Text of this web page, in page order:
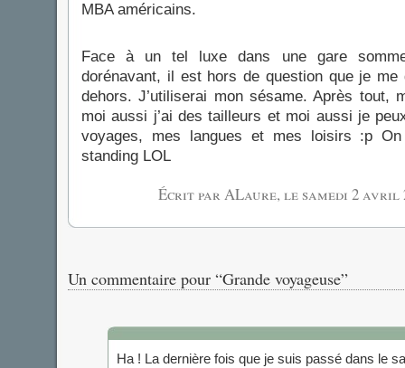
MBA américains.
Face à un tel luxe dans une gare
dorénavant, il est hors de question que je me
dehors. J’utiliserai mon sésame. Après tout,
moi aussi j’ai des tailleurs et moi aussi je
voyages, mes langues et mes loisirs :p
standing LOL
Écrit par ALaure, lesamedi 2 avril
Un commentaire pour “Grande voyageuse”
Ha ! La dernière fois que je suis passé dans le